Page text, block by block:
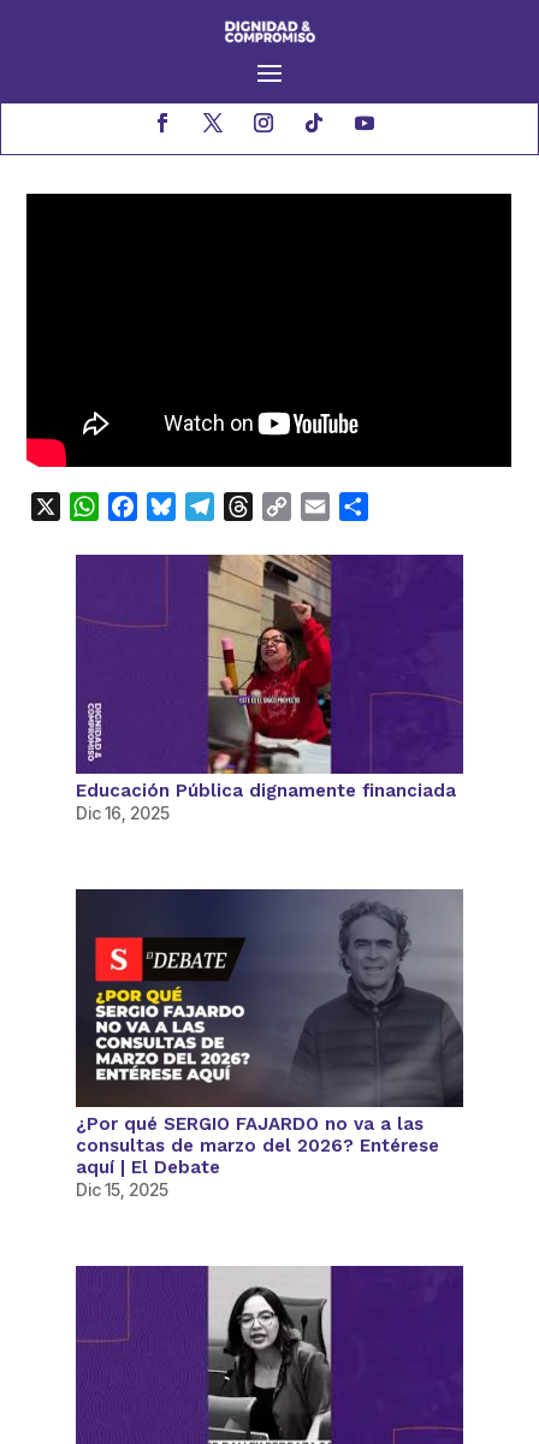
WhatsApp
FacebookBlueskyTelegramThreads
Copy Email
Educación Pública dignamente financiada
Dic 16, 2025
¿Por qué SERGIO FAJARDO no va a las
consultas de marzo del 2026? Entérese
aquí | El Debate
Dic 15, 2025